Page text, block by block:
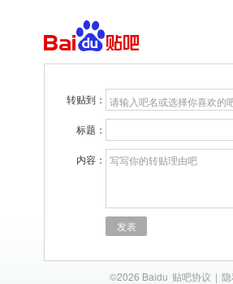
转贴到： 请输入吧名或选择你喜欢的
标题：
内容： 写写你的转贴理由吧
发表
©2026 Baidu 贴吧协议 |